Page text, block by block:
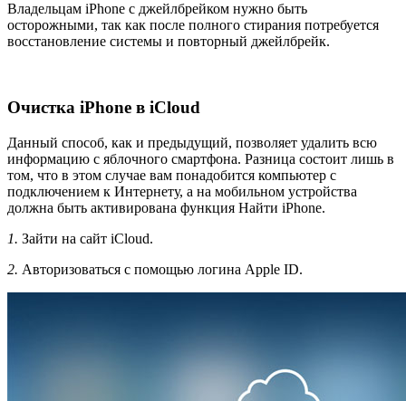
Владельцам iPhone с джейлбрейком нужно быть
осторожными, так как после полного стирания потребуется
восстановление системы и повторный джейлбрейк.
Очистка iPhone в iCloud
Данный способ, как и предыдущий, позволяет удалить всю
информацию с яблочного смартфона. Разница состоит лишь в
том, что в этом случае вам понадобится компьютер с
подключением к Интернету, а на мобильном устройства
должна быть активирована функция Найти iPhone.
1. Зайти на сайт iCloud.
2. Авторизоваться с помощью логина Apple ID.